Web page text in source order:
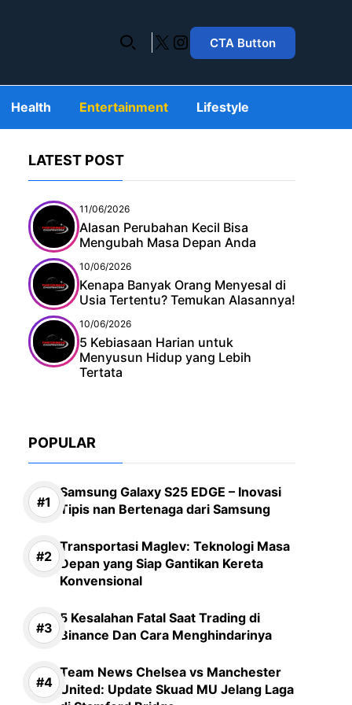
X Instagram
CTA Button
Health Entertainment Lifestyle
LATEST POST
11/06/2026
Alasan Perubahan Kecil Bisa
Mengubah Masa Depan Anda
10/06/2026
Kenapa Banyak Orang Menyesal di
Usia Tertentu? Temukan Alasannya!
10/06/2026
5 Kebiasaan Harian untuk
Menyusun Hidup yang Lebih
Tertata
POPULAR
Samsung Galaxy S25 EDGE – Inovasi
Tipis nan Bertenaga dari Samsung
Transportasi Maglev: Teknologi Masa
Depan yang Siap Gantikan Kereta
Konvensional
5 Kesalahan Fatal Saat Trading di
Binance Dan Cara Menghindarinya
Team News Chelsea vs Manchester
United: Update Skuad MU Jelang Laga